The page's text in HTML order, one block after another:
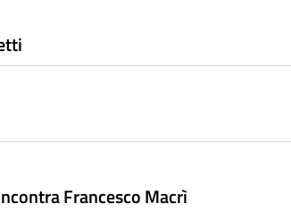
Francesco Macrì